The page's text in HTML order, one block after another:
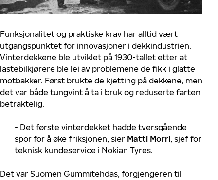
Funksjonalitet og praktiske krav har alltid vært
utgangspunktet for innovasjoner i dekkindustrien.
Vinterdekkene ble utviklet på 1930-tallet etter at
lastebilkjørere ble lei av problemene de fikk i glatte
motbakker. Først brukte de kjetting på dekkene, men
det var både tungvint å ta i bruk og reduserte farten
betraktelig.
- Det første vinterdekket hadde tversgående
spor for å øke friksjonen, sier Matti Morri, sjef for
teknisk kundeservice i Nokian Tyres.
Det var Suomen Gummitehdas, forgjengeren til